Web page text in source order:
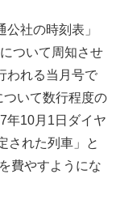
社の時刻表」
ついて周知させ
われる当月号で
ついて数行程度の
年10月1日ダイヤ
された列車」と
費やすようにな